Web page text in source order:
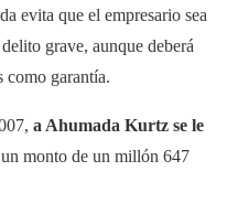
evita que el empresario sea
grave, aunque deberá
como garantía.
a Ahumada Kurtz se le
monto de un millón 647